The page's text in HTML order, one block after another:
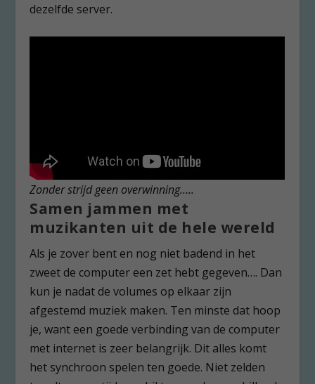
dezelfde server.
Zonder strijd geen overwinning…..
Samen jammen met
muzikanten uit de hele wereld
Als je zover bent en nog niet badend in het
zweet de computer een zet hebt gegeven…. Dan
kun je nadat de volumes op elkaar zijn
afgestemd muziek maken. Ten minste dat hoop
je, want een goede verbinding van de computer
met internet is zeer belangrijk. Dit alles komt
het synchroon spelen ten goede. Niet zelden